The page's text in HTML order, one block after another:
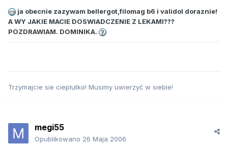
ja obecnie zazywam bellergot,filomag b6 i validol doraznie!
A WY JAKIE MACIE DOSWIADCZENIE Z LEKAMI???
POZDRAWIAM. DOMINIKA.
Trzymajcie sie cieplutko! Musimy uwierzyć w siebie!
megi55
Opublikowano 26 Maja 2006